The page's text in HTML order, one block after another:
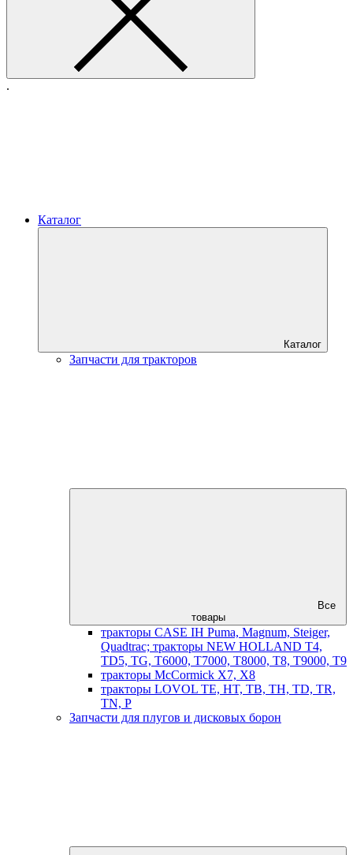
.
Каталог
Каталог
Запчасти для тракторов
Все
товары
тракторы CASE IH Puma, Magnum, Steiger,
Quadtrac; тракторы NEW HOLLAND T4,
TD5, TG, T6000, T7000, T8000, T8, T9000, T9
тракторы McCormick X7, X8
тракторы LOVOL TE, HT, TB, TH, TD, TR,
TN, P
Запчасти для плугов и дисковых борон